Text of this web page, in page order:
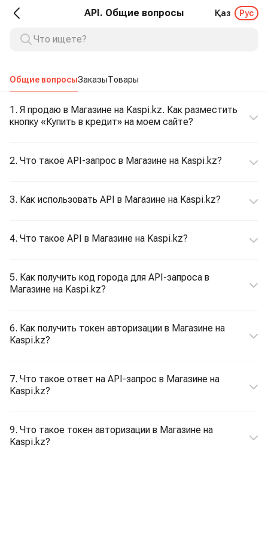
API. Общие вопросы Қаз Рус
Общие вопросыЗаказыТовары
1. Я продаю в Магазине на Kaspi.kz. Как разместить
кнопку «Купить в кредит» на моем сайте?
2. Что такое API-запрос в Магазине на Kaspi.kz?
3. Как использовать API в Магазине на Kaspi.kz?
4. Что такое API в Магазине на Kaspi.kz?
5. Как получить код города для API-запроса в
Магазине на Kaspi.kz?
6. Как получить токен авторизации в Магазине на
Kaspi.kz?
7. Что такое ответ на API-запрос в Магазине на
Kaspi.kz?
9. Что такое токен авторизации в Магазине на
Kaspi.kz?